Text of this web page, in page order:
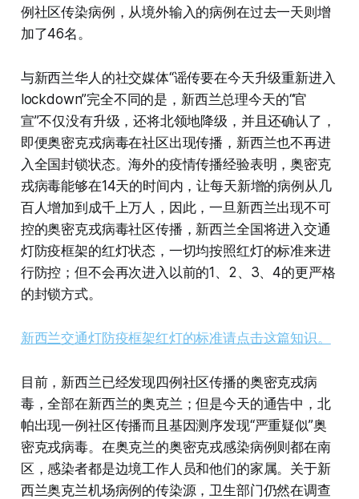
例社区传染病例，从境外输入的病例在过去一天则增
加了46名。
与新西兰华人的社交媒体“谣传要在今天升级重新进入
lockdown”完全不同的是，新西兰总理今天的“官
宣”不仅没有升级，还将北领地降级，并且还确认了，
即便奥密克戎病毒在社区出现传播，新西兰也不再进
入全国封锁状态。海外的疫情传播经验表明，奥密克
戎病毒能够在14天的时间内，让每天新增的病例从几
百人增加到成千上万人，因此，一旦新西兰出现不可
控的奥密克戎病毒社区传播，新西兰全国将进入交通
灯防疫框架的红灯状态，一切均按照红灯的标准来进
行防控；但不会再次进入以前的1、2、3、4的更严格
的封锁方式。
新西兰交通灯防疫框架红灯的标准请点击这篇知识。
目前，新西兰已经发现四例社区传播的奥密克戎病
毒，全部在新西兰的奥克兰；但是今天的通告中，北
帕出现一例社区传播而且基因测序发现“严重疑似”奥
密克戎病毒。在奥克兰的奥密克戎感染病例则都在南
区，感染者都是边境工作人员和他们的家属。关于新
西兰奥克兰机场病例的传染源，卫生部门仍然在调查